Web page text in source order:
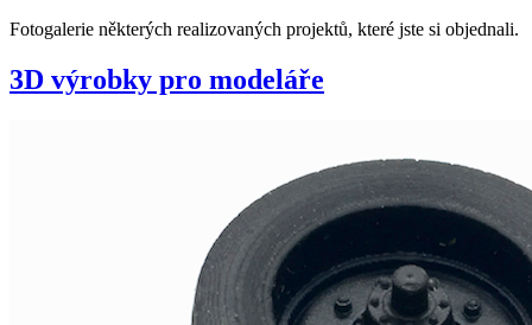
Fotogalerie některých realizovaných projektů, které jste si objednali.
3D výrobky pro modeláře